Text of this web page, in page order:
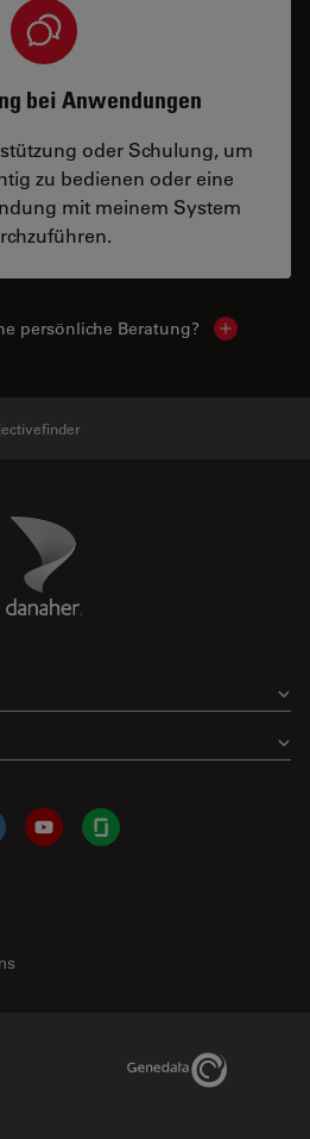
bei Anwendungen
oder Schulung, um
zu bedienen oder eine
mit meinem System
persönliche Beratung? Show
Danaher Logo
YouTubeGlassdoor
Genedata Link